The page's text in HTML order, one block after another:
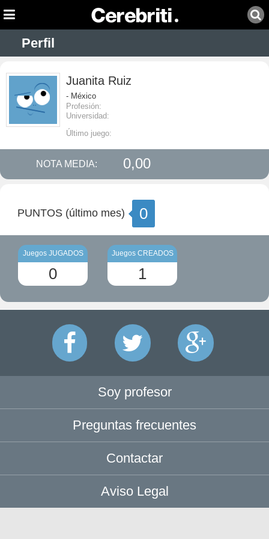
Perfil
Juanita Ruiz
- México
Profesión:
Universidad:
Último juego:
NOTA MEDIA: 0,00
PUNTOS (último mes) 0
Juegos JUGADOS
0
Juegos CREADOS
1
Soy profesor
Preguntas frecuentes
Contactar
Aviso Legal